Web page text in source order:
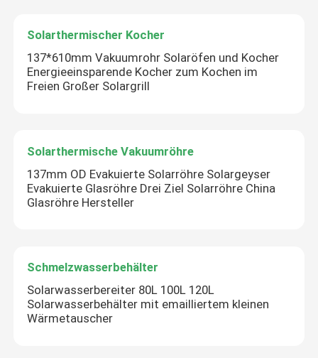
Solarthermischer Kocher
137*610mm Vakuumrohr Solaröfen und Kocher
Energieeinsparende Kocher zum Kochen im
Freien Großer Solargrill
Solarthermische Vakuumröhre
137mm OD Evakuierte Solarröhre Solargeyser
Evakuierte Glasröhre Drei Ziel Solarröhre China
Glasröhre Hersteller
Schmelzwasserbehälter
Solarwasserbereiter 80L 100L 120L
Solarwasserbehälter mit emailliertem kleinen
Wärmetauscher